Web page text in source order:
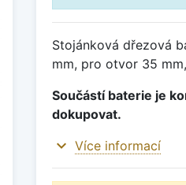
Stojánková dřezová
mm, pro otvor 35
Součástí baterie je
dokupovat.
expand_more Více informací